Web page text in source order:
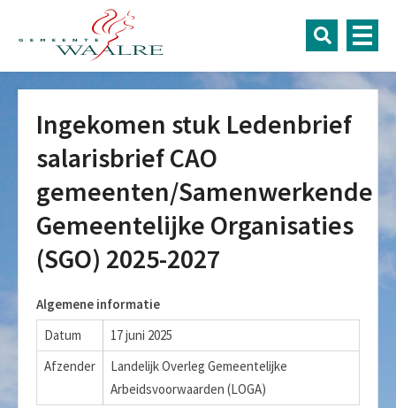
Ingekomen stuk Ledenbrief
salarisbrief CAO
gemeenten/Samenwerkende
Gemeentelijke Organisaties
(SGO) 2025-2027
Algemene informatie
Datum
17 juni 2025
Afzender
Landelijk Overleg Gemeentelijke
Arbeidsvoorwaarden (LOGA)